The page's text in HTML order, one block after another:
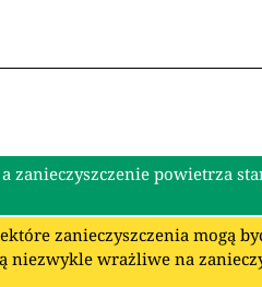
zanieczyszczenie powietrza
zanieczyszczenia mogą
niezwykle wrażliwe na